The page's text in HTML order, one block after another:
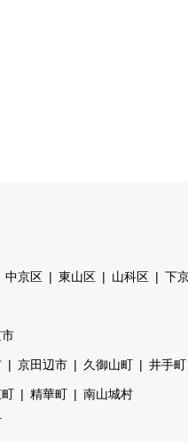
中京区 東山区 山科区 下
京田辺市 久御山町 井手町
精華町 南山城村